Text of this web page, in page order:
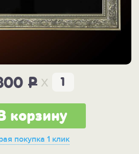
P x
корзину
покупка 1 клик